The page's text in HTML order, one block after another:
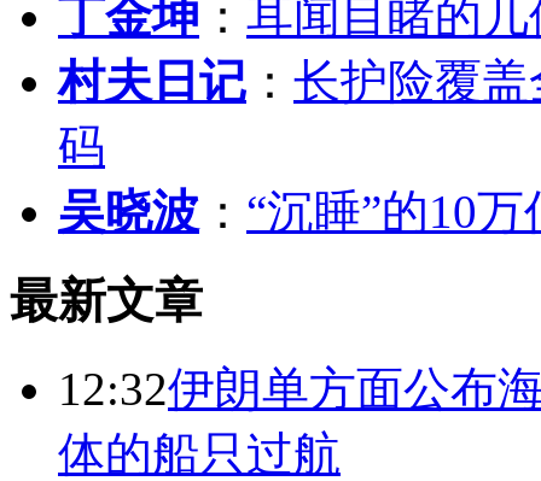
丁金坤 ： 耳闻目睹的
村夫日记 ： 长护险覆
码
吴晓波 ： “沉睡”的10
最新文章
12:32伊朗单方面公布
体的船只过航